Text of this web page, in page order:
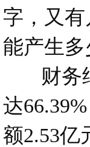
字，又
能产生
财务结
达
额2.53亿